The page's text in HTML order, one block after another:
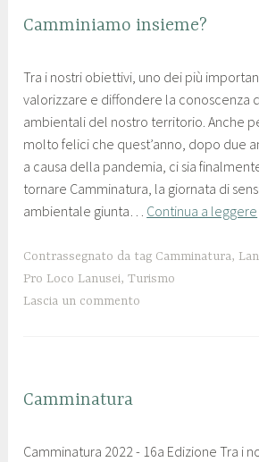
NEWS
Camminiamo insieme?
6
M
a
g
g
i
o
0
2
2
r
o
l
o
c
o
l
n
u
s
Tra i nostri obiettivi, uno dei più
valorizzare e diffondere la conoscenza
ambientali del nostro territorio. Anche
molto felici che quest’anno, dopo due
a causa della pandemia, ci sia
tornare Camminatura, la giornata di
ambientale giunta… Continua a leggere
Contrassegnato da tag Camminatura,
Pro Loco Lanusei,Turismo
Lascia un commento
SENZA
Camminatura
8
r
Camminatura 2022 - 16a Edizione Tra i